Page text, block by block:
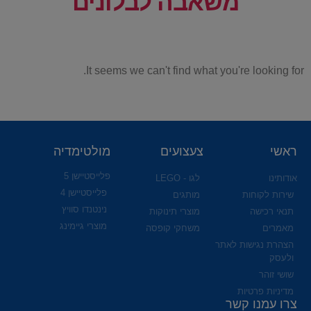
It seems we can't find what you're looking for.
ראשי
אודותינו
שירות לקוחות
תנאי רכישה
מאמרים
הצהרת נגישות לאתר
ולעסק
שושי זוהר
מדיניות פרטיות
צעצועים
לגו - LEGO
מותגים
מוצרי תינוקות
משחקי קופסה
מולטימדיה
פלייסטיישן 5
פלייסטיישן 4
נינטנדו סוויץ
מוצרי גיימינג
צרו עמנו קשר